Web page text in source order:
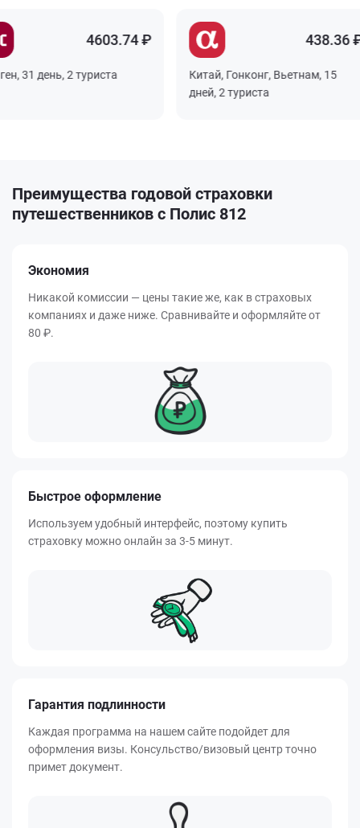
4603.74 ₽
31 день, 2 туриста
438.36 ₽
Китай, Гонконг, Вьетнам, 15
дней, 2 туриста
Преимущества годовой страховки
путешественников с Полис 812
Экономия
Никакой комиссии — цены такие же, как в страховых
компаниях и даже ниже. Сравнивайте и оформляйте от
80 ₽.
Быстрое оформление
Используем удобный интерфейс, поэтому купить
страховку можно онлайн за 3-5 минут.
Гарантия подлинности
Каждая программа на нашем сайте подойдет для
оформления визы. Консульство/визовый центр точно
примет документ.